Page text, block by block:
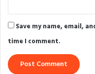
Save my name, email,
time I comment.